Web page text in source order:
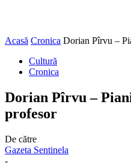
Acasă Cronica Dorian Pîrvu –
Cultură
Cronica
Dorian Pîrvu –
profesor
De către
Gazeta Sentinela
-